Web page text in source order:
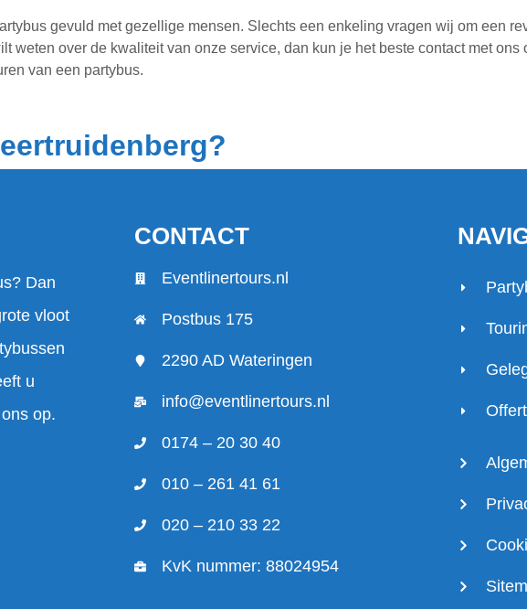
gevuld met gezellige mensen. Slechts een enkeling vragen wij om een
weten over de kwaliteit van onze service, dan kun je het beste contact met
van een partybus.
Dan
vloot
u
op.
CONTACT
Eventlinertours.nl
Postbus 175
2290 AD Wateringen
info@eventlinertours.nl
0174 – 20 30 40
010 – 261 41 61
020 – 210 33 22
KvK nummer: 88024954